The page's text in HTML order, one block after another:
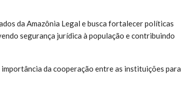
da Amazônia Legal e busca fortalecer políticas
segurança jurídica à população e contribuindo
da cooperação entre as instituições para